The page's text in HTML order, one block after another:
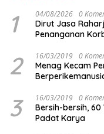
1 04/08/2026 0
Dirut Jasa
Penanganan
2 16/03/2019 0
Menag Kecam
3 16/03/2019 0
Bersih-bersih,
Padat Karya